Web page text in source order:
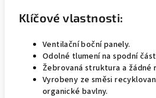
Klíčové vlastnosti:
Ventilační boční panely.
Odolné tlumení na spodní
Žebrovaná struktura a žádné
Vyrobeny ze směsi
organické bavlny.